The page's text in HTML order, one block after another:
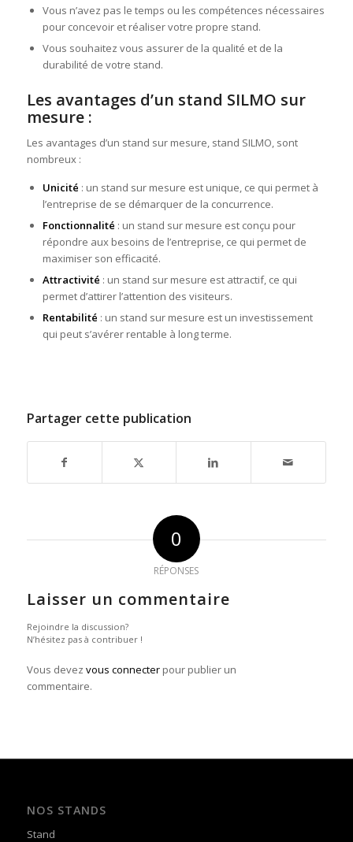
Vous n’avez pas le temps ou les compétences nécessaires
pour concevoir et réaliser votre propre stand.
Vous souhaitez vous assurer de la qualité et de la
durabilité de votre stand.
Les avantages d’un stand SILMO sur
mesure :
Les avantages d’un stand sur mesure, stand SILMO, sont
nombreux :
Unicité : un stand sur mesure est unique, ce qui permet à
l’entreprise de se démarquer de la concurrence.
Fonctionnalité : un stand sur mesure est conçu pour
répondre aux besoins de l’entreprise, ce qui permet de
maximiser son efficacité.
Attractivité : un stand sur mesure est attractif, ce qui
permet d’attirer l’attention des visiteurs.
Rentabilité : un stand sur mesure est un investissement
qui peut s’avérer rentable à long terme.
Partager cette publication
0
RÉPONSES
Laisser un commentaire
Rejoindre la discussion?
N’hésitez pas à contribuer !
Vous devez vous connecterpour publier un
commentaire.
NOS STANDS
Stand